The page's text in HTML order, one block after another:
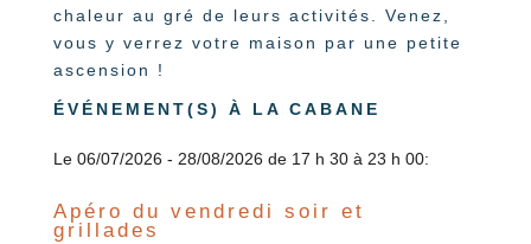
chaleur au gré de leurs activités. Venez,
vous y verrez votre maison par une petite
ascension !
ÉVÉNEMENT(S) À LA CABANE
Le 06/07/2026 - 28/08/2026 de 17 h 30 à 23 h 00:
Apéro du vendredi soir et
grillades